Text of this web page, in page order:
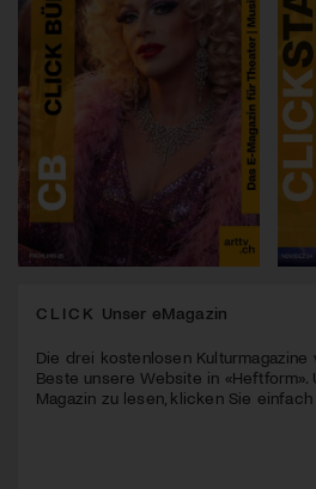
CLICK Unser eMagazin
Die drei kostenlosen Kulturmagazine
Beste unsere Website in
Magazin zu lesen, klicken Sie